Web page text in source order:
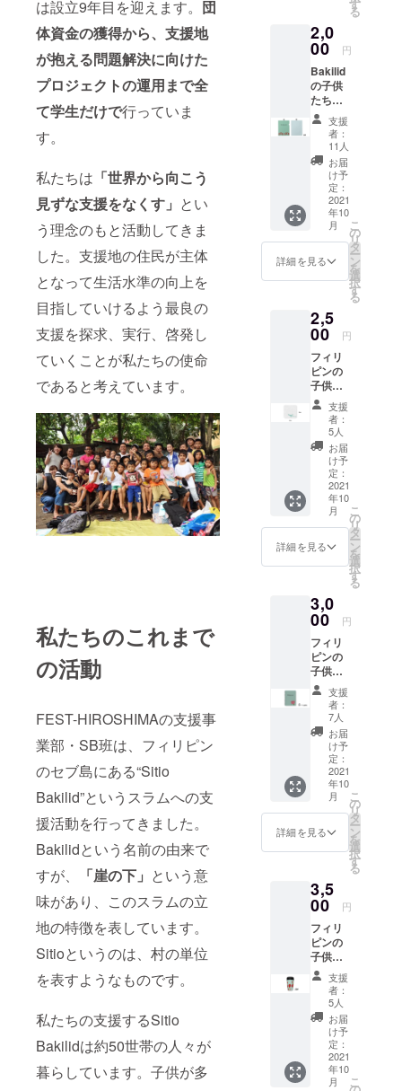
は設立9年目を迎えます。 団
体資金の獲得から、支援地
が抱える問題解決に向けた
プロジェクトの運用まで全
て学生だけで行っていま
す。
私たちは 「世界から向こう
見ずな支援をなくす」 とい
う理念のもと活動してきま
した。支援地の住民が主体
となって生活水準の向上を
目指していけるよう最良の
支援を探求、実行、啓発し
ていくことが私たちの使命
であると考えています。
私たちのこれまで
の活動
FEST-HIROSHIMAの支援事
業部・SB班は、フィリピン
のセブ島にある“Sitio
Bakilid”というスラムへの支
援活動を行ってきました。
Bakilidという名前の由来で
すが、
「崖の下」 という意
味があり、このスラムの立
地の特徴を表しています。
Sitioというのは、村の単位
を表すようなものです。
私たちの支援するSitio
Bakilidは約50世帯の人々が
暮らしています。子供が多
とし
て、ぜ
ひお使
いくだ
さい。
また、
ご支援
いただ
いた方
には感
謝の気
持ちを
込めた
手書き
メッ
セージ
をデー
に添付
してお
送りさ
せて頂
きま
す。プ
ロジェ
クトが
終了し
た際に
は、現
地の住
民の写
真・動
画と併
せて活
動報告
す。 寸
法
100 x
148
す
る
2,0
00 円
Bakilid
の子供
たちが
書いた
イラス
トを基
に作製
したA4
クリア
ファイ
ルで
す。中
央には
ビサヤ
語で
happy
する
「Malip
ayon」
が書か
れてお
り、奇
麗なバ
ラが印
象的な
デザイ
ンに
なって
いま
す。 ま
た、ご
支援い
ただい
ちを込
めた手
書き
メッ
セージ
をデー
タ化
し、
メール
に添付
してお
送りさ
せて頂
きま
す。プ
ロジェ
クトが
地の住
民の写
画と併
せて活
動報告
もさせ
ていた
だきま
す。 素
材：PP
0.2mm
厚 片
面ツヤ /
支援
者：
11人
お届
け予
定：
2021
年10
月
詳細を見る
こ
の
リ
タ
ー
ン
を
選
択
す
る
2,5
00 円
フィリ
ピンの
子供た
ちが書
いたイ
ラスト
をもと
に作製
したハ
ンドタ
オルで
す。シ
ンプル
でかわ
いらし
い恐竜
ントに
なって
いま
す。 ま
た、ご
支援い
ただい
た方に
は感謝
の気持
ちを込
めた手
書き
メッ
セージ
をデー
タ化
してお
送りさ
せて頂
きま
す。プ
ロジェ
クトが
終了し
た際に
は、現
地の住
民の写
真・動
画と併
支援
者：
5人
お届
け予
定：
2021
年10
月
詳細を見る
こ
の
リ
タ
ー
ン
を
選
択
す
る
3,0
00 円
フィリ
ピンの
子供た
ちが書
いたイ
ラスト
をもと
に作製
したリ
ング
ノート
です。
右下に
バラが
描かれ
た美し
イン
と、
ハート
柄の可
愛らし
いデザ
インの
二種類
からお
選びい
ただけ
ます。
また、
ご支援
いただ
支援
者：
7人
お届
け予
定：
2021
年10
月
詳細を見る
こ
の
リ
タ
ー
ン
を
選
択
す
る
3,5
00 円
フィリ
ピンの
子供た
ちが書
いたイ
ラスト
をもと
に作製
したタ
ンブ
ラーで
す。
支援
者：
5人
お届
け予
定：
2021
年10
月
こ